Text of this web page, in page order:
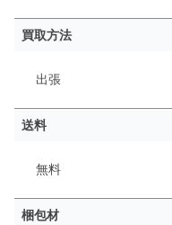
買取方法
出張
送料
無料
梱包材